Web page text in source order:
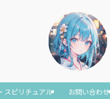
スピリチュアル お問い合わせ